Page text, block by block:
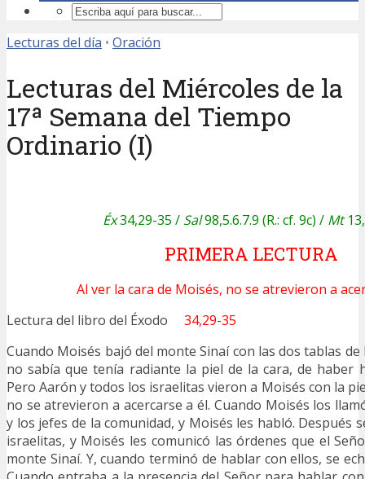
Lecturas del día • Oración
Lecturas del Miércoles de la
17ª Semana del Tiempo
Ordinario (I)
Éx34,29-35 / Sal98,5.6.7.9 (R.: cf. 9c) / Mt
PRIMERA LECTURA
Al ver la cara de Moisés, no se atrevieron a
Lectura del libro del Éxodo 34,29-35
Cuando Moisés bajó del monte Sinaí con las dos tablas
no sabía que tenía radiante la piel de la cara, de haber
Pero Aarón y todos los israelitas vieron a Moisés con la
no se atrevieron a acercarse a él. Cuando Moisés los
y los jefes de la comunidad, y Moisés les habló. Después
israelitas, y Moisés les comunicó las órdenes que el
monte Sinaí. Y, cuando terminó de hablar con ellos, se